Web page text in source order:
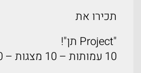
תכירו את
"Project תן"!
10 עמותות – 10 מצגות – 100 שעות